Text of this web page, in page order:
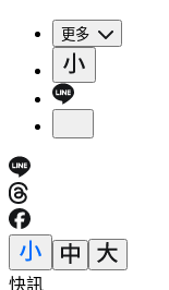
更多
快訊